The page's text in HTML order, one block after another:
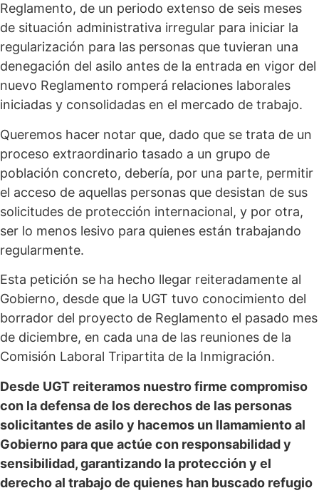
Reglamento, de un periodo extenso de seis meses
de situación administrativa irregular para iniciar la
regularización para las personas que tuvieran una
denegación del asilo antes de la entrada en vigor del
nuevo Reglamento romperá relaciones laborales
iniciadas y consolidadas en el mercado de trabajo.
Queremos hacer notar que, dado que se trata de un
proceso extraordinario tasado a un grupo de
población concreto, debería, por una parte, permitir
el acceso de aquellas personas que desistan de sus
solicitudes de protección internacional, y por otra,
ser lo menos lesivo para quienes están trabajando
regularmente.
Esta petición se ha hecho llegar reiteradamente al
Gobierno, desde que la UGT tuvo conocimiento del
borrador del proyecto de Reglamento el pasado mes
de diciembre, en cada una de las reuniones de la
Comisión Laboral Tripartita de la Inmigración.
Desde UGT reiteramos nuestro firme compromiso
con la defensa de los derechos de las personas
solicitantes de asilo y hacemos un llamamiento al
Gobierno para que actúe con responsabilidad y
sensibilidad, garantizando la protección y el
derecho al trabajo de quienes han buscado refugio